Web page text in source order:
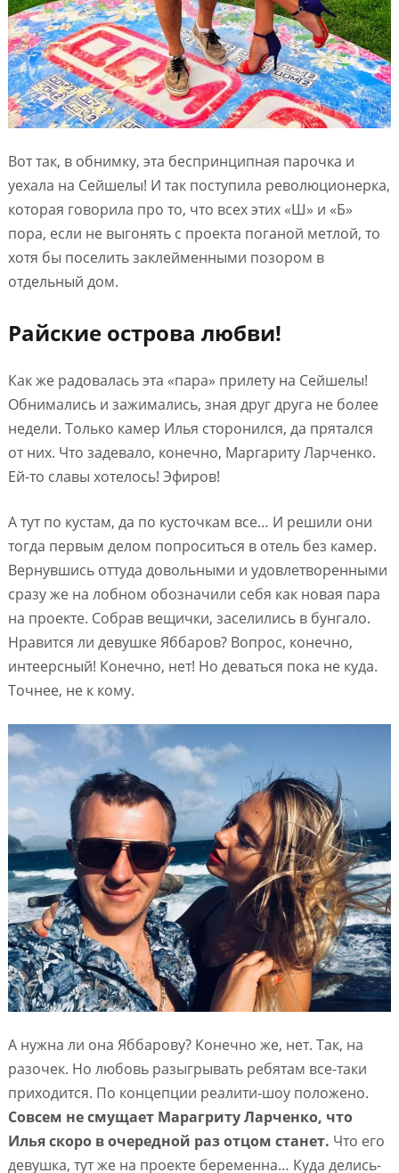
Вот так, в обнимку, эта беспринципная парочка и
уехала на Сейшелы! И так поступила революционерка,
которая говорила про то, что всех этих «Ш» и «Б»
пора, если не выгонять с проекта поганой метлой, то
хотя бы поселить заклейменными позором в
отдельный дом.
Райские острова любви!
Как же радовалась эта «пара» прилету на Сейшелы!
Обнимались и зажимались, зная друг друга не более
недели. Только камер Илья сторонился, да прятался
от них. Что задевало, конечно, Маргариту Ларченко.
Ей-то славы хотелось! Эфиров!
А тут по кустам, да по кусточкам все… И решили они
тогда первым делом попроситься в отель без камер.
Вернувшись оттуда довольными и удовлетворенными
сразу же на лобном обозначили себя как новая пара
на проекте. Собрав вещички, заселились в бунгало.
Нравится ли девушке Яббаров? Вопрос, конечно,
интеерсный! Конечно, нет! Но деваться пока не куда.
Точнее, не к кому.
А нужна ли она Яббарову? Конечно же, нет. Так, на
разочек. Но любовь разыгрывать ребятам все-таки
приходится. По концепции реалити-шоу положено.
Совсем не смущает Марагриту Ларченко, что
Илья скоро в очередной раз отцом станет. Что его
девушка, тут же на проекте беременна… Куда делись-